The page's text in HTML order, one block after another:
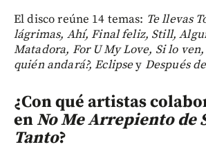
El disco reúne 14 temas: Te llevas
lágrimas, Ahí, Final feliz, Still,
Matadora, For U My Love, Si lo ven,
quién andará?, Eclipsey Después
¿Con qué artistas
enNo Me Arrepiento de
Tanto?